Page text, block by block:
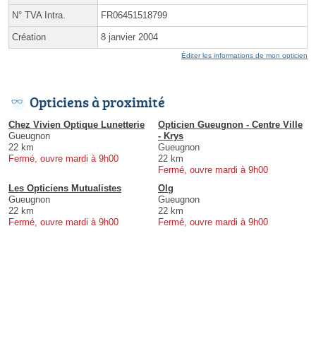
N° TVA Intra. FR06451518799
Création 8 janvier 2004
Éditer les informations de mon opticien
Opticiens à proximité
Chez Vivien Optique Lunetterie
Gueugnon
22 km
Fermé, ouvre mardi à 9h00
Opticien Gueugnon - Centre Ville
- Krys
Gueugnon
22 km
Fermé, ouvre mardi à 9h00
Les Opticiens Mutualistes
Gueugnon
22 km
Fermé, ouvre mardi à 9h00
Olg
Gueugnon
22 km
Fermé, ouvre mardi à 9h00